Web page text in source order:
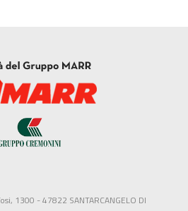
1300 - 47822 SANTARCANGELO DI